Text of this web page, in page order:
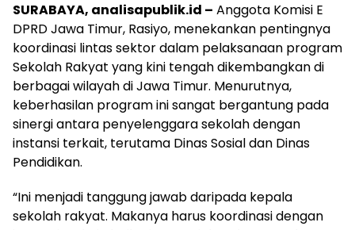
SURABAYA, analisapublik.id – Anggota Komisi E
DPRD Jawa Timur, Rasiyo, menekankan pentingnya
koordinasi lintas sektor dalam pelaksanaan program
Sekolah Rakyat yang kini tengah dikembangkan di
berbagai wilayah di Jawa Timur. Menurutnya,
keberhasilan program ini sangat bergantung pada
sinergi antara penyelenggara sekolah dengan
instansi terkait, terutama Dinas Sosial dan Dinas
Pendidikan.
“Ini menjadi tanggung jawab daripada kepala
sekolah rakyat. Makanya harus koordinasi dengan